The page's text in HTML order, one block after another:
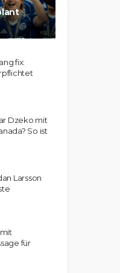
fix:
Dzeko mit
So ist
Larsson
für